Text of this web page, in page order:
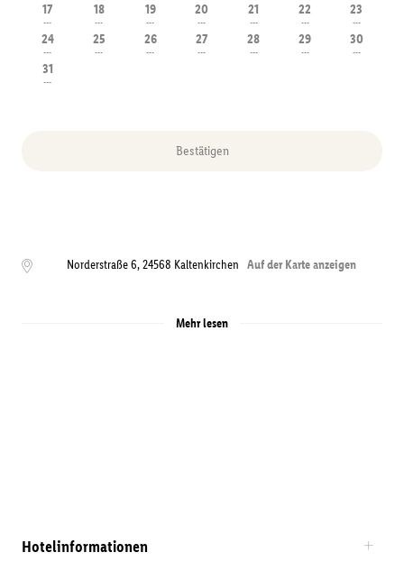
17
---
18
---
19
---
20
---
21
---
22
---
23
---
24
---
25
---
26
---
27
---
28
---
29
---
30
---
31
---
Bestätigen
Norderstraße 6,24568 Kaltenkirchen Auf der Karte anzeigen
Mehr lesen
Hotelinformationen